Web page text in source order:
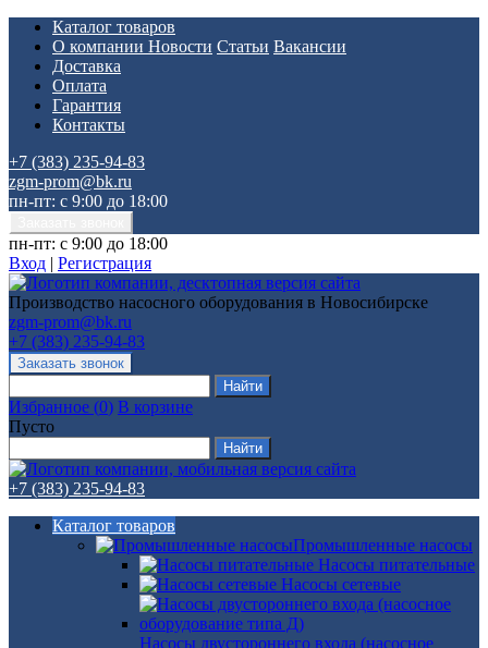
Каталог товаров
О компании Новости Статьи Вакансии
Доставка
Оплата
Гарантия
Контакты
+7 (383) 235-94-83
zgm-prom@bk.ru
пн-пт: с 9:00 до 18:00
пн-пт: с 9:00 до 18:00
Вход | Регистрация
Производство насосного оборудования в Новосибирске
zgm-prom@bk.ru
+7 (383) 235-94-83
Избранное (0) В корзине
Пусто
+7 (383) 235-94-83
Каталог товаров
Промышленные насосы
Насосы питательные
Насосы сетевые
Насосы двустороннего входа (насосное